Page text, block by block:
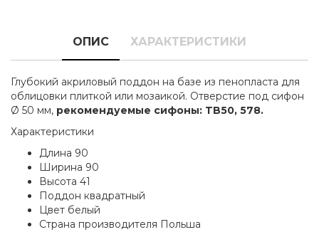
ОПИС ХАРАКТЕРИСТИКИ
Глубокий акриловый поддон на базе из пенопласта для
облицовки плиткой или мозаикой. Отверстие под сифон
Ø 50 мм, рекомендуемыe сифоны: TB50, 578.
Характеристики
Длина 90
Ширина 90
Высота 41
Поддон квадратный
Цвет белый
Страна производителя Польша